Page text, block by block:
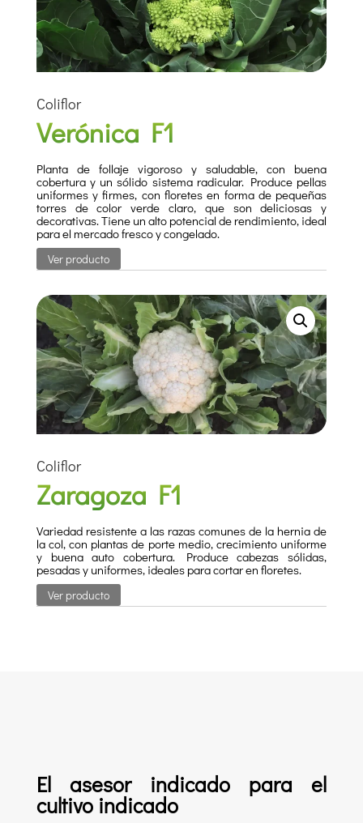
Coliflor
Verónica F1
Planta de follaje vigoroso y saludable, con buena
cobertura y un sólido sistema radicular. Produce pellas
uniformes y firmes, con floretes en forma de pequeñas
torres de color verde claro, que son deliciosas y
decorativas. Tiene un alto potencial de rendimiento, ideal
para el mercado fresco y congelado.
Ver producto
Coliflor
Zaragoza F1
Variedad resistente a las razas comunes de la hernia de
la col, con plantas de porte medio, crecimiento uniforme
y buena auto cobertura. Produce cabezas sólidas,
pesadas y uniformes, ideales para cortar en floretes.
Ver producto
El asesor indicado para el
cultivo indicado